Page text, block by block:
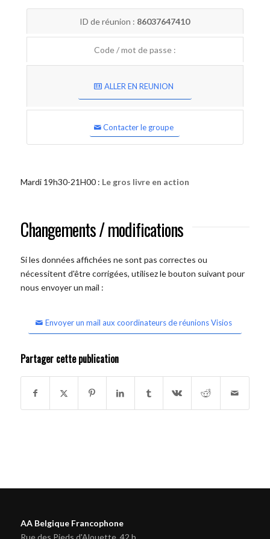
ID de réunion : 86037647410
Code / mot de passe :
ALLER EN REUNION
Contacter le groupe
Mardi 19h30-21H00 : Le gros livre en action
Changements / modifications
Si les données affichées ne sont pas correctes ou
nécessitent d'être corrigées, utilisez le bouton suivant pour
nous envoyer un mail :
Envoyer un mail aux coordinateurs de réunions Visios
Partager cette publication
AA Belgique Francophone
Rue des Pieds d'Alouette, 42 b